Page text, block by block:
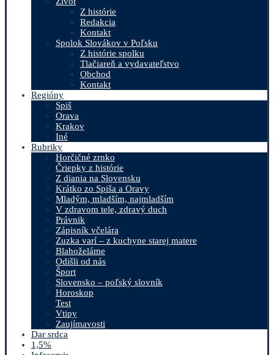
Z histórie
Redakcia
Kontakt
Spolok Slovákov v Poľsku
Z histórie spolku
Tlačiareň a vydavateľstvo
Obchod
Kontakt
Regióny
Spiš
Orava
Krakov
Iné
Rubriky
Horčičné zrnko
Čriepky z histórie
Z diania na Slovensku
Krátko zo Spiša a Oravy
Mladým, mladším, najmladším
V zdravom tele, zdravý duch
Právnik
Zápisník včelára
Zuzka varí – z kuchyne starej matere
Blahoželáme
Odišli od nás
Šport
Slovensko – poľský slovník
Horoskop
Test
Vtipy
Zaujímavosti
Dar srdca
1,5%